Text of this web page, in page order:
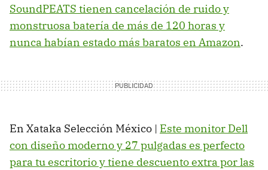
SoundPEATS tienen cancelación de ruido y
monstruosa batería de más de 120 horas y
nunca habían estado más baratos en Amazon.
En Xataka Selección México | Este monitor Dell
con diseño moderno y 27 pulgadas es perfecto
para tu escritorio y tiene descuento extra por las